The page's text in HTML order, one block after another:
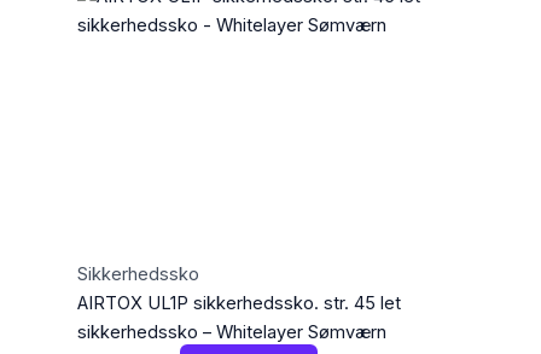
Sikkerhedssko
AIRTOX UL1P sikkerhedssko. str. 45 let
sikkerhedssko – Whitelayer Sømværn